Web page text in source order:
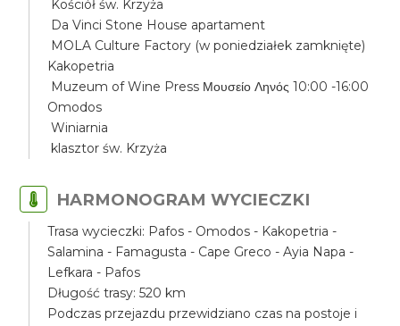
Kościół św. Krzyża
Da Vinci Stone House apartament
MOLA Culture Factory (w poniedziałek zamknięte)
Kakopetria
Muzeum of Wine Press Μουσείο Ληνός 10:00 -16:00
Omodos
Winiarnia
klasztor św. Krzyża
HARMONOGRAM WYCIECZKI
Trasa wycieczki: Pafos - Omodos - Kakopetria -
Salamina - Famagusta - Cape Greco - Ayia Napa -
Lefkara - Pafos
Długość trasy: 520 km
Podczas przejazdu przewidziano czas na postoje i